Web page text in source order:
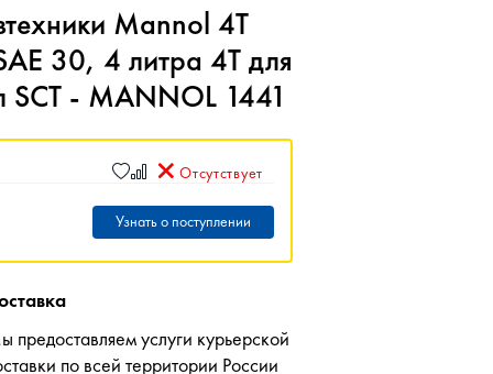
Mannol 4Т
30, 4 литра 4Т для
SCT - MANNOL 1441
Отсутствует
Узнать о поступлении
предоставляем услуги курьерской
по всей территории России